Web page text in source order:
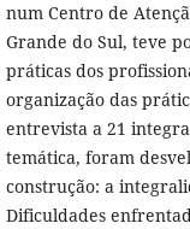
num Centro de
Grande do Sul, teve
práticas dos
organização das
entrevista a 21
temática, foram
construção: a
Dificuldades